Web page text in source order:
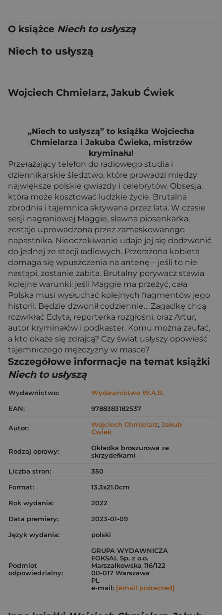
O książce Niech to usłyszą
Niech to usłyszą
Wojciech Chmielarz, Jakub Ćwiek
„Niech to usłyszą” to książka Wojciecha
Chmielarza i Jakuba Ćwieka, mistrzów
kryminału!
Przerażający telefon do radiowego studia i
dziennikarskie śledztwo, które prowadzi między
największe polskie gwiazdy i celebrytów. Obsesja,
która może kosztować ludzkie życie. Brutalna
zbrodnia i tajemnica skrywana przez lata. W czasie
sesji nagraniowej Maggie, sławna piosenkarka,
zostaje uprowadzona przez zamaskowanego
napastnika. Nieoczekiwanie udaje jej się dodzwonić
do jednej ze stacji radiowych. Przerażona kobieta
domaga się wpuszczenia na antenę – jeśli to nie
nastąpi, zostanie zabita. Brutalny porywacz stawia
kolejne warunki: jeśli Maggie ma przeżyć, cała
Polska musi wysłuchać kolejnych fragmentów jego
historii. Będzie dzwonił codziennie… Zagadkę chcą
rozwikłać Edyta, reporterka rozgłośni, oraz Artur,
autor kryminałów i podkaster. Komu można zaufać,
a kto okaże się zdrajcą? Czy świat usłyszy opowieść
tajemniczego mężczyzny w masce?
Szczegółowe informacje na temat książki
Niech to usłyszą
Wydawnictwo:
Wydawnictwo W.A.B.
EAN:
9788383182537
Autor: Wojciech Chmielarz, Jakub
Ćwiek
Rodzaj oprawy:
Okładka broszurowa ze
skrzydełkami
Liczba stron:
350
Format:
13.3x21.0cm
Rok wydania:
2022
Data premiery:
2023-01-09
Język wydania:
polski
Podmiot
odpowiedzialny:
GRUPA WYDAWNICZA
FOKSAL Sp. z o.o.
Marszałkowska 116/122
00-017 Warszawa
PL
e-mail: [email protected]